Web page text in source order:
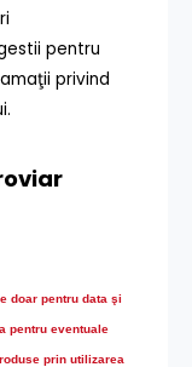
pentru
privind
doar pentru data şi
pentru eventuale
prin utilizarea